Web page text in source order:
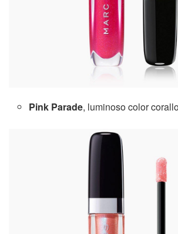
Pink Parade, luminoso color